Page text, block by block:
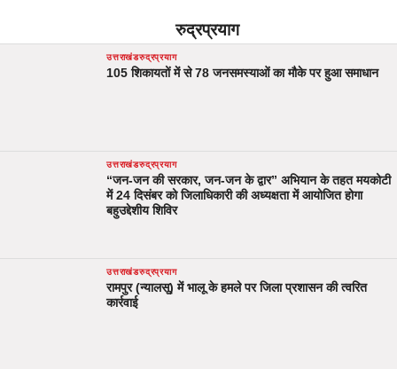
रुद्रप्रयाग
उत्तराखंडरुद्रप्रयाग
105 शिकायतों में से 78 जनसमस्याओं का मौके पर हुआ समाधान
उत्तराखंडरुद्रप्रयाग
“जन-जन की सरकार, जन-जन के द्वार” अभियान के तहत मयकोटी
में 24 दिसंबर को जिलाधिकारी की अध्यक्षता में आयोजित होगा
बहुउद्देशीय शिविर
उत्तराखंडरुद्रप्रयाग
रामपुर (न्यालसू) में भालू के हमले पर जिला प्रशासन की त्वरित
कार्रवाई